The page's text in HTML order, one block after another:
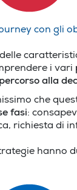
con gli
i vari
alla
che
fasi:
richiesta di
hanno